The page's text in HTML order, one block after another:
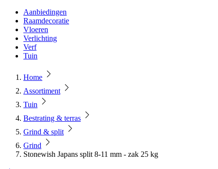
Aanbiedingen
Raamdecoratie
Vloeren
Verlichting
Verf
Tuin
Home
Assortiment
Tuin
Bestrating & terras
Grind & split
Grind
Stonewish Japans split 8-11 mm - zak 25 kg